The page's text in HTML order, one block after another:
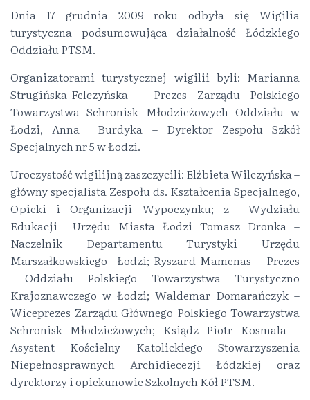
A
C
Dnia 17 grudnia 2009 roku odbyła się Wigilia
turystyczna podsumowująca działalność Łódzkiego
Oddziału PTSM.
Organizatorami turystycznej wigilii byli: Marianna
Strugińska-Felczyńska – Prezes Zarządu Polskiego
Towarzystwa Schronisk Młodzieżowych Oddziału w
Łodzi, Anna Burdyka – Dyrektor Zespołu Szkół
Specjalnych nr 5 w Łodzi.
Uroczystość wigilijną zaszczycili: Elżbieta Wilczyńska –
główny specjalista Zespołu ds. Kształcenia Specjalnego,
Opieki i Organizacji Wypoczynku; z Wydziału
Edukacji Urzędu Miasta Łodzi Tomasz Dronka –
Naczelnik Departamentu Turystyki Urzędu
Marszałkowskiego Łodzi; Ryszard Mamenas – Prezes
Oddziału Polskiego Towarzystwa Turystyczno
Krajoznawczego w Łodzi; Waldemar Domarańczyk –
Wiceprezes Zarządu Głównego Polskiego Towarzystwa
Schronisk Młodzieżowych; Ksiądz Piotr Kosmala –
Asystent Kościelny Katolickiego Stowarzyszenia
Niepełnosprawnych Archidiecezji Łódzkiej oraz
dyrektorzy i opiekunowie Szkolnych Kół PTSM.